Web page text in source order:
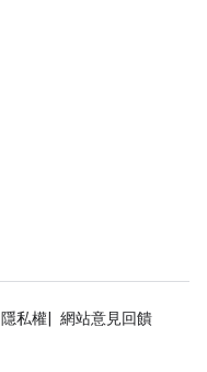
隱私權
網站意見回饋